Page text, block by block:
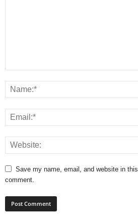
Save my name, email, and website in
comment.